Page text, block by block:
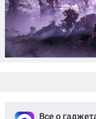
Все о